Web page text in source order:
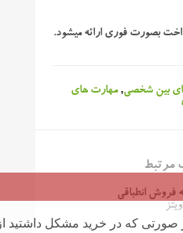
بصورت فوری ارائه میشود.
بین شخصی,مهارت های
مرتبط
فروش انطباقی
صورتی که در خرید مشکل داشتید